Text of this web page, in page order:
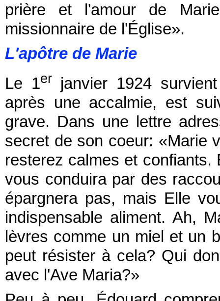
prière et l'amour de
missionnaire de l'Église».
L'apôtre de Marie
Le 1erjanvier 1924
après une accalmie, est
grave. Dans une lettre
secret de son coeur: «Marie
resterez calmes et
vous conduira par des
épargnera pas, mais Elle
indispensable aliment. Ah,
lèvres comme un miel et un
peut résister à cela? Qui
avec l'Ave Maria?»